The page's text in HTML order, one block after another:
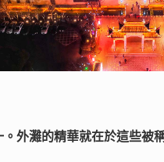
外灘的精華就在於這些被